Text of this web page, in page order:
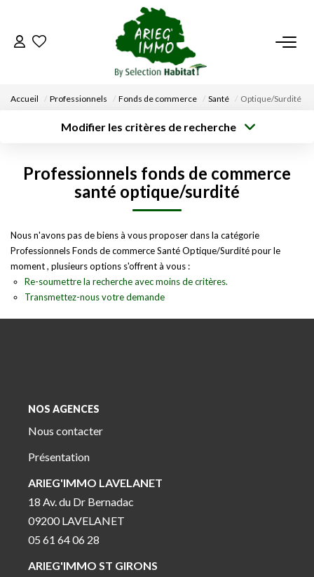
ACCUEIL
DÉPOSEZ VOTRE RECHERCHE
NOUS REJOINDRE
CONTACT
Accueil Professionnels Fonds de commerce Santé Optique/Surdité
Modifier les critères de recherche
Type de bien
Surface min
Budget max
Professionnels fonds de commerce
santé optique/surdité
Nous n'avons pas de biens à vous proposer dans la catégorie
Professionnels Fonds de commerce Santé Optique/Surdité pour le
moment , plusieurs options s'offrent à vous :
Re-soumettre la recherche avec moins de critères.
Transmettez-nous votre demande
NOS AGENCES
Nous contacter
Présentation
ARIEG'IMMO LAVELANET
18 Av. du Dr Bernadac
09200 LAVELANET
05 61 64 06 28
ARIEG'IMMO ST GIRONS